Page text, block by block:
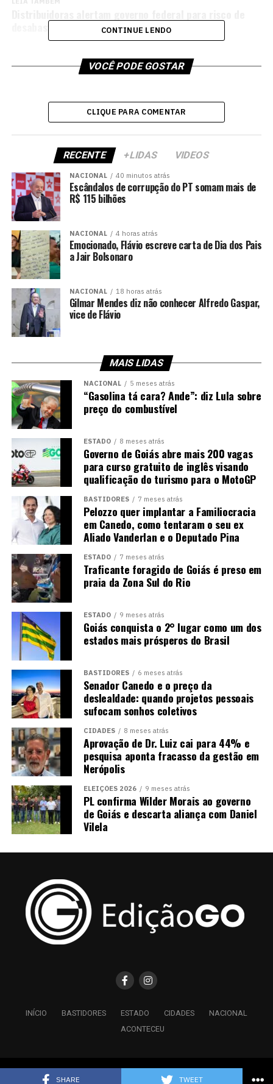
SHARE TWEET
desabastecimento de combustíveis no país
CONTINUE LENDO
VOCÊ PODE GOSTAR
CLIQUE PARA COMENTAR
RECENTE +LIDAS VIDEOS
NACIONAL 40 minutos atrás
Escândalos de corrupção do PT somam mais de
R$ 115 bilhões
NACIONAL 4 horas atrás
Emocionado, Flávio escreve carta de Dia dos Pais
a Jair Bolsonaro
NACIONAL 18 horas atrás
Gilmar Mendes diz não conhecer Alfredo Gaspar,
vice de Flávio
MAIS LIDAS
NACIONAL 5 meses atrás
“Gasolina tá cara? Ande”: diz Lula sobre
preço do combustível
ESTADO 8 meses atrás
Governo de Goiás abre mais 200 vagas
para curso gratuito de inglês visando
qualificação do turismo para o MotoGP
BASTIDORES 7 meses atrás
Pelozzo quer implantar a Familiocracia
em Canedo, como tentaram o seu ex
Aliado Vanderlan e o Deputado Pina
ESTADO 7 meses atrás
Traficante foragido de Goiás é preso em
praia da Zona Sul do Rio
ESTADO 9 meses atrás
Goiás conquista o 2° lugar como um dos
estados mais prósperos do Brasil
BASTIDORES 6 meses atrás
Senador Canedo e o preço da
deslealdade: quando projetos pessoais
sufocam sonhos coletivos
CIDADES 8 meses atrás
Aprovação de Dr. Luiz cai para 44% e
pesquisa aponta fracasso da gestão em
Nerópolis
ELEIÇÕES 2026 9 meses atrás
PL confirma Wilder Morais ao governo
de Goiás e descarta aliança com Daniel
Vilela
INÍCIO BASTIDORES ESTADO CIDADES
NACIONAL
ACONTECEU
Copyright © 2026 Edição GO - Todos os Direitos Reservados.